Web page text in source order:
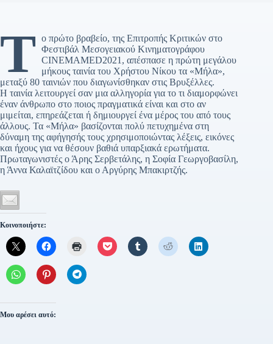
Τ ο πρώτο βραβείο, της Επιτροπής Κριτικών στο
Φεστιβάλ Μεσογειακού Κινηματογράφου
CINEMAMED2021, απέσπασε η πρώτη μεγάλου
μήκους ταινία του Χρήστου Νίκου τα «Μήλα»,
μεταξύ 80 ταινιών που διαγωνίσθηκαν στις Βρυξέλλες.
Η ταινία λειτουργεί σαν μια αλληγορία για το τι διαμορφώνει
έναν άνθρωπο στο ποιος πραγματικά είναι και στο αν
μιμείται, επηρεάζεται ή δημιουργεί ένα μέρος του από τους
άλλους. Τα «Μήλα» βασίζονται πολύ πετυχημένα στη
δύναμη της αφήγησής τους χρησιμοποιώντας λέξεις, εικόνες
και ήχους για να θέσουν βαθιά υπαρξιακά ερωτήματα.
Πρωταγωνιστές ο Άρης Σερβετάλης, η Σοφία Γεωργοβασίλη,
η Άννα Καλαϊτζίδου και ο Αργύρης Μπακιρτζής.
Κοινοποιήστε:
Μου αρέσει αυτό: